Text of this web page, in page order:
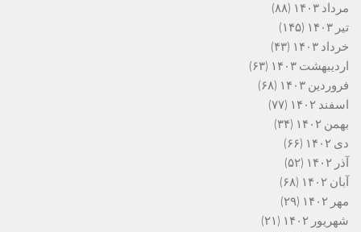
مرداد ۱۴۰۳
(۸۸)
تیر ۱۴۰۳
(۱۴۵)
خرداد ۱۴۰۳
(۴۳)
اردیبهشت ۱۴۰۳
(۶۳)
فروردین ۱۴۰۳
(۶۸)
اسفند ۱۴۰۲
(۷۷)
بهمن ۱۴۰۲
(۳۴)
دی ۱۴۰۲
(۶۶)
آذر ۱۴۰۲
(۵۲)
آبان ۱۴۰۲
(۶۸)
مهر ۱۴۰۲
(۲۹)
شهریور ۱۴۰۲
(۲۱)